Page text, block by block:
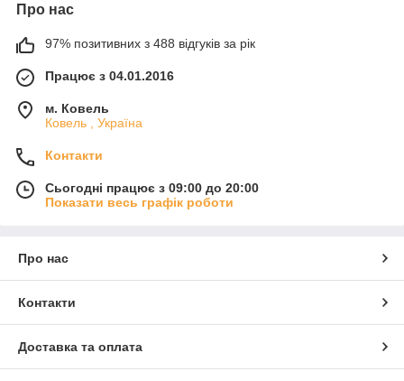
Про нас
97% позитивних з 488 відгуків за рік
Працює з 04.01.2016
м. Ковель
Ковель , Україна
Контакти
Сьогодні працює з 09:00 до 20:00
Показати весь графік роботи
Про нас
Контакти
Доставка та оплата